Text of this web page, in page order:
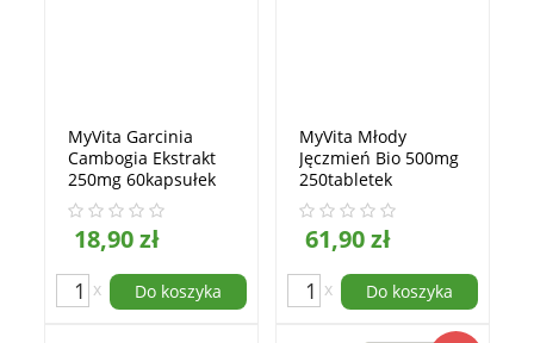
MyVita Garcinia
Cambogia Ekstrakt
250mg 60kapsułek
18,90 zł
x Do koszyka
MyVita Młody
Jęczmień Bio 500mg
250tabletek
61,90 zł
x Do koszyka